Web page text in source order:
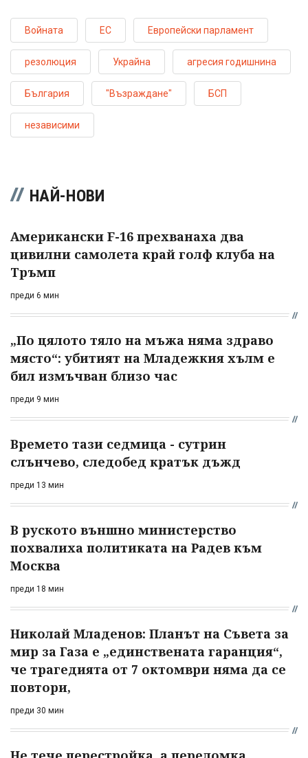
Войната ЕС Европейски парламент
резолюция Украйна агресия годишнина
България "Възраждане" БСП
независими
НАЙ-НОВИ
Американски F-16 прехванаха два
цивилни самолета край голф клуба на
Тръмп
преди 6 мин
„По цялото тяло на мъжа няма здраво
място“: убитият на Младежкия хълм е
бил измъчван близо час
преди 9 мин
Времето тази седмица - сутрин
слънчево, следобед кратък дъжд
преди 13 мин
В руското външно министерство
похвалиха политиката на Радев към
Москва
преди 18 мин
Николай Младенов: Планът на Съвета за
мир за Газа е „единствената гаранция“,
че трагедията от 7 октомври няма да се
повтори,
преди 30 мин